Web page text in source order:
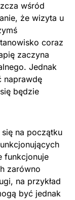
wśród
że wizyta u
coraz
zaczyna
Jednak
naprawdę
będzie
na początku
funkcjonuje
zarówno
na przykład
być jednak